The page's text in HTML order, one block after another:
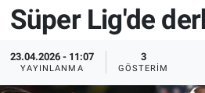
Süper Lig'de
23.04.2026 - 11:07
YAYINLANMA
3
GÖSTERIM
İletişim
Tüm Manşetler